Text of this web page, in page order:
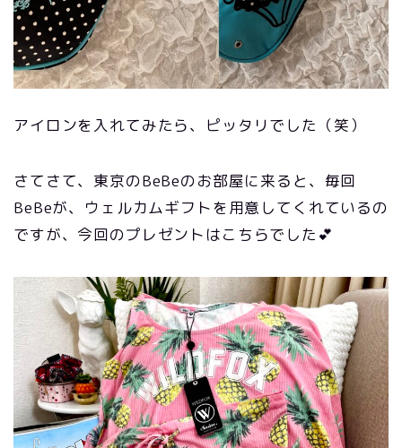
アイロンを入れてみたら、ピッタリでした（笑）
さてさて、東京のBeBeのお部屋に来ると、毎回
BeBeが、ウェルカムギフトを用意してくれているの
ですが、今回のプレゼントはこちらでした💕